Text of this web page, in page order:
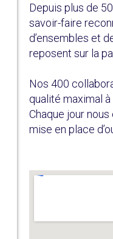
Depuis plus de
savoir-faire
d’ensembles et
reposent sur la
Nos 400
qualité maximal
Chaque jour
mise en place